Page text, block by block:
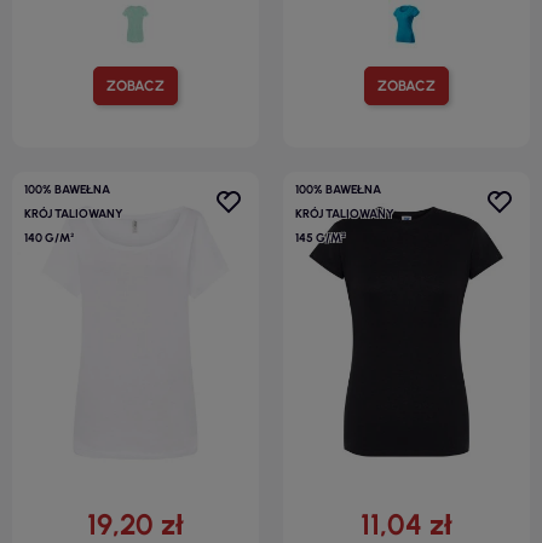
ZOBACZ ZOBACZ
100% BAWEŁNA
KRÓJ TALIOWANY
140 G/M²
19,20 zł
100% BAWEŁNA
KRÓJ TALIOWANY
145 G/M²
11,04 zł